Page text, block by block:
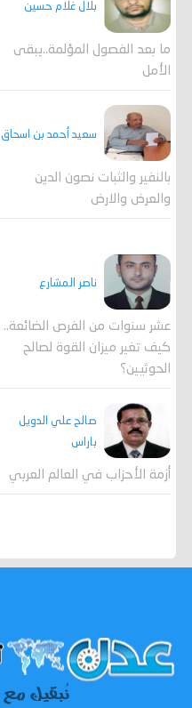
بلال غلام حسين
ما بعد الفصول المؤلمة..يبقى
الأمل
سعيد أحمد بن اسحاق
بالنفير والثبات نصون الدين
والعرض والارض
ناصر المشارع
عشر سنوات من الفرص الضائعة..
كيف تغير ميزان القوة لصالح
الحوثيين؟
صالح علي الدويل
باراس
أزمة الأحزاب في العالم العربي